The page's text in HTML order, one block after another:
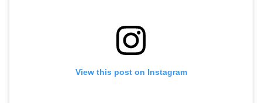
View this post on Instagram